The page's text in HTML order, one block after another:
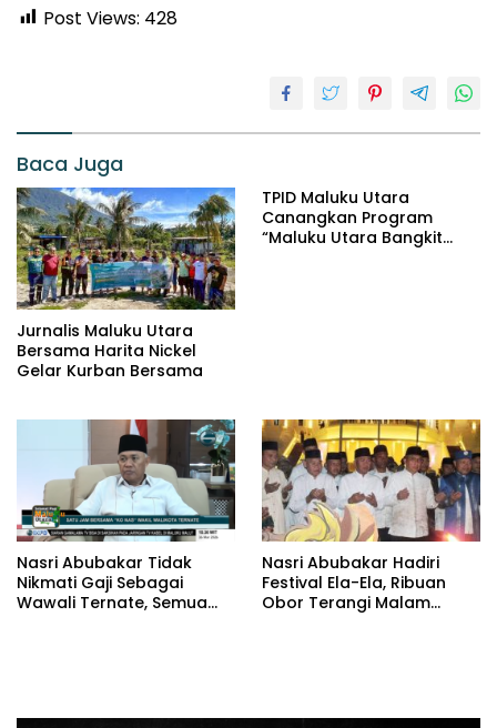
Post Views: 428
Baca Juga
Jurnalis Maluku Utara
Bersama Harita Nickel
Gelar Kurban Bersama
TPID Maluku Utara
Canangkan Program
“Maluku Utara Bangkit
Nasri Abubakar Tidak
Nikmati Gaji Sebagai
Wawali Ternate, Semua
Nasri Abubakar Hadiri
Festival Ela-Ela, Ribuan
Obor Terangi Malam